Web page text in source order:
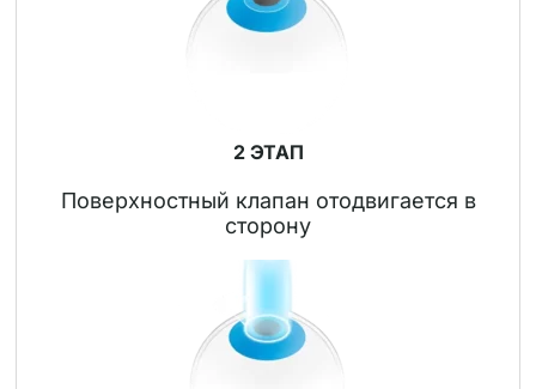
2 ЭТАП
Поверхностный клапан отодвигается в
сторону